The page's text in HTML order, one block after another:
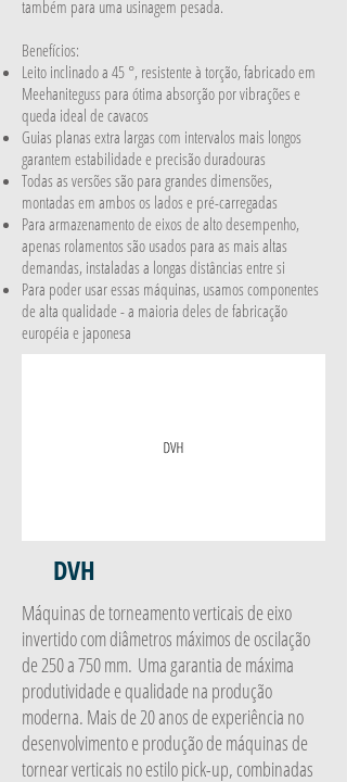
também para uma usinagem pesada.
Benefícios:
Leito inclinado a 45 °, resistente à torção, fabricado em
Meehaniteguss para ótima absorção por vibrações e
queda ideal de cavacos
Guias planas extra largas com intervalos mais longos
garantem estabilidade e precisão duradouras
Todas as versões são para grandes dimensões,
montadas em ambos os lados e pré-carregadas
Para armazenamento de eixos de alto desempenho,
apenas rolamentos são usados para as mais altas
demandas, instaladas a longas distâncias entre si
Para poder usar essas máquinas, usamos componentes
de alta qualidade - a maioria deles de fabricação
européia e japonesa
DVH
Máquinas de torneamento verticais de eixo
invertido com diâmetros máximos de oscilação
de 250 a 750 mm. Uma garantia de máxima
produtividade e qualidade na produção
moderna. Mais de 20 anos de experiência no
desenvolvimento e produção de máquinas de
tornear verticais no estilo pick-up, combinadas